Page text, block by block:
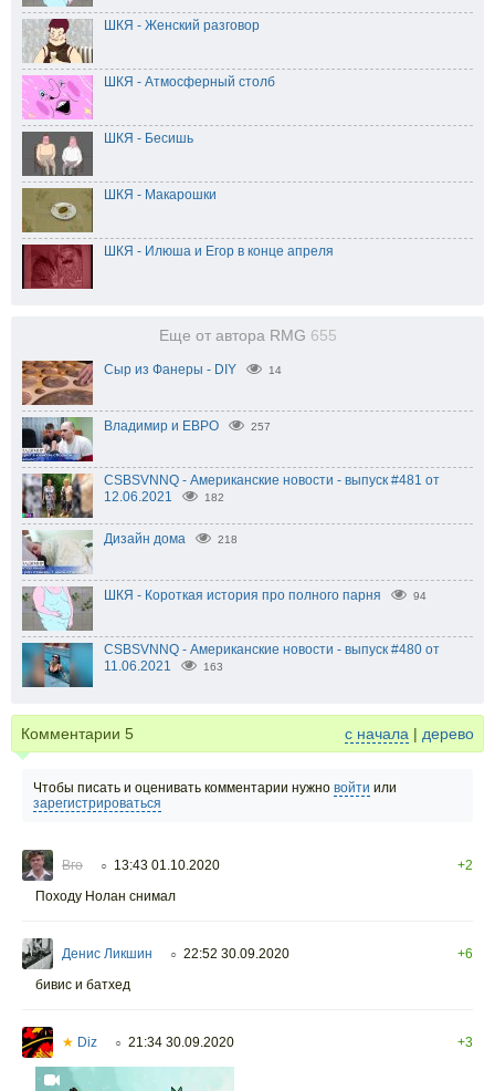
ШКЯ - Женский разговор
ШКЯ - Атмосферный столб
ШКЯ - Бесишь
ШКЯ - Макарошки
ШКЯ - Илюша и Егор в конце апреля
Еще от автора RMG 655
Сыр из Фанеры - DIY 14
Владимир и ЕВРО 257
CSBSVNNQ - Американские новости - выпуск #481 от
12.06.2021
182
Дизайн дома 218
ШКЯ - Короткая история про полного парня 94
CSBSVNNQ - Американские новости - выпуск #480 от
11.06.2021
163
Комментарии 5 с начала | дерево
Чтобы писать и оценивать комментарии нужно войти или
зарегистрироваться
Вго ○ 13:43 01.10.2020
+2
Походу Нолан снимал
Денис Ликшин ○ 22:52 30.09.2020
+6
бивис и батхед
★ Diz ○ 21:34 30.09.2020 +3